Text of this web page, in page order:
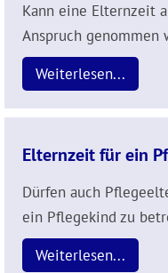
Kann eine Elternzeit
Anspruch genommen
Weiterlesen...
Elternzeit für ein
Dürfen auch
ein Pflegekind zu
Weiterlesen...